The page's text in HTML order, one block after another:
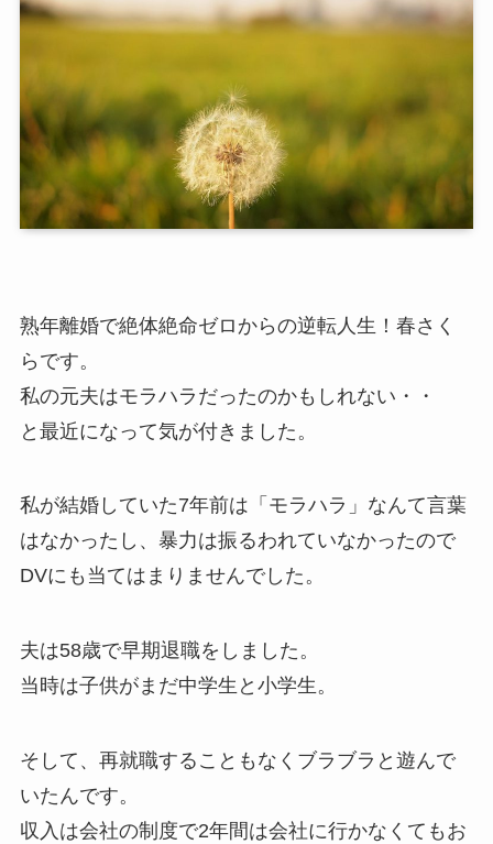
熟年離婚で絶体絶命ゼロからの逆転人生！春さく
らです。
私の元夫はモラハラだったのかもしれない・・
と最近になって気が付きました。
私が結婚していた7年前は「モラハラ」なんて言葉
はなかったし、暴力は振るわれていなかったので
DVにも当てはまりませんでした。
夫は58歳で早期退職をしました。
当時は子供がまだ中学生と小学生。
そして、再就職することもなくブラブラと遊んで
いたんです。
収入は会社の制度で2年間は会社に行かなくてもお